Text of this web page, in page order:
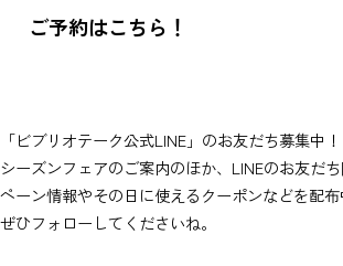
ご予約はこちら！
「ビブリオテーク公式LINE」のお友だち募集中！
シーズンフェアのご案内のほか、LINEのお友だ
ペーン情報やその日に使えるクーポンなどを配布
ぜひフォローしてくださいね。